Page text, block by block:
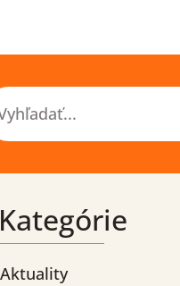
Kategórie
Aktuality